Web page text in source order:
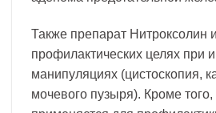
Также препарат Нитроксолин
профилактических целях при
манипуляциях (цистоскопия,
мочевого пузыря). Кроме